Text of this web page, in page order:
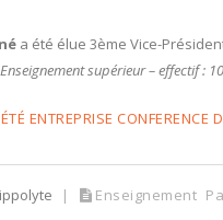
a été élue 3ème Vice-
supérieur – effectif : 10
ENTREPRISE CONFERENCE
Enseignement